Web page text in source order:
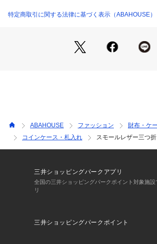
ブラックはスムースレザー、ブラック1はシ
を施したスムースレザーになっています。
特定商取引に関する法律に基づく表示（ABAHOUSE）
ABAHOUSE ファッション
財布・ケ
コインケース・札入れ
スモールレザー三つ
三井ショッピングパークアプリ
全国の三井ショッピングパークポイント対象施
リ
三井ショッピングパークポイント